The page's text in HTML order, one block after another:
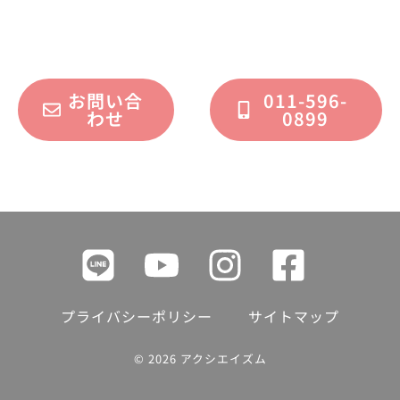
お問い合
わせ
011-596-
0899
プライバシーポリシー サイトマップ
© 2026 アクシエイズム